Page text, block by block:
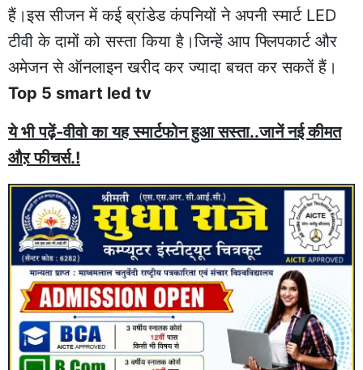
हैं।इस सीजन में कई ब्रांडेड कंपनियों ने अपनी स्मार्ट LED
टीवी के दामों को सस्ता किया है।जिन्हें आप फ्लिपकार्ट और
अमेजन से ऑनलाइन खरीद कर ज्यादा बचत कर सकतें हैं।
Top 5 smart led tv
ये भी पढ़ें-वीवो का यह स्मार्टफोन हुआ सस्ता..जानें नई कीमत
औऱ फीचर्स.!